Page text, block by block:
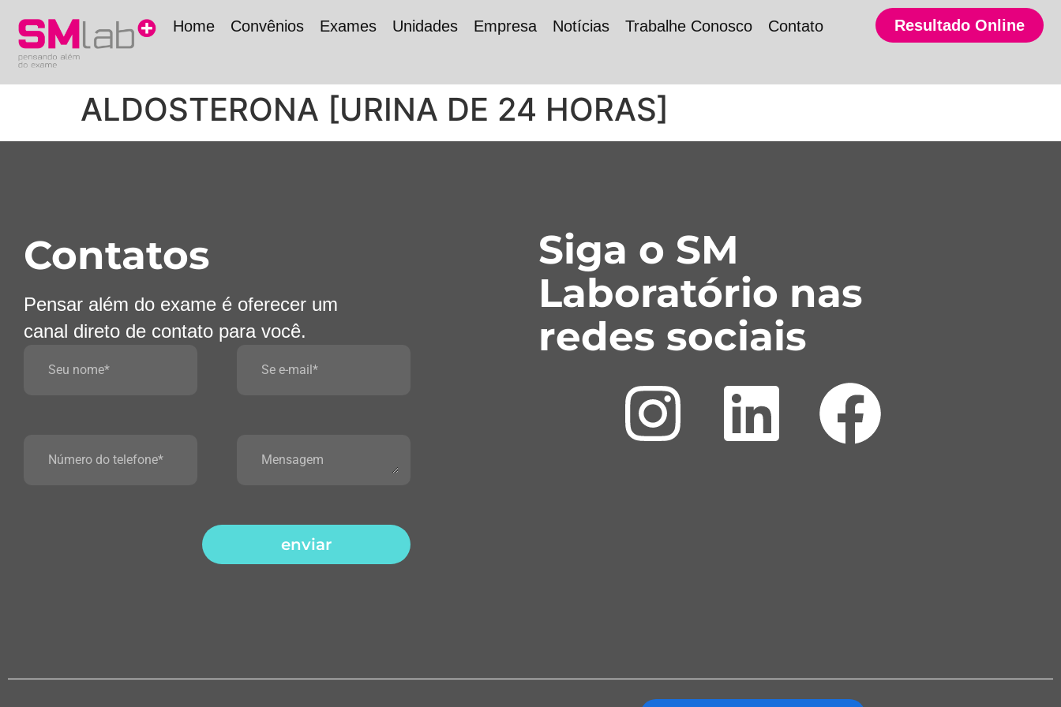
Home Convênios Exames Unidades Empresa Notícias Trabalhe Conosco Contato Resultado Online
ALDOSTERONA [URINA DE 24 HORAS]
Contatos
Pensar além do exame é oferecer um
canal direto de contato para você.
enviar
Siga o SM
Laboratório nas
redes sociais